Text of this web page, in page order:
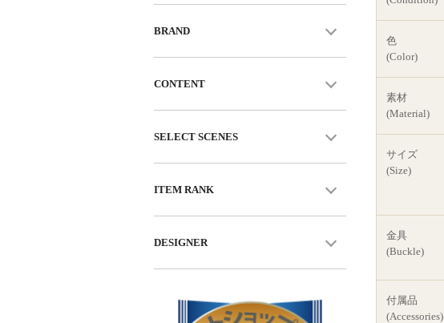
色
(Color)
素材
(Material)
サイズ
(Size)
金具
(Buckle)
付属品
(Accessories)
BRAND
CONTENT
SELECT SCENES
ITEM RANK
DESIGNER